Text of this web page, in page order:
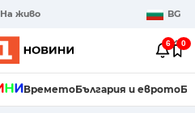
На живо BG
6 0
ВреметоБългария и еврото